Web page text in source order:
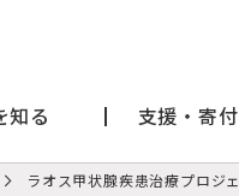
知る 支援・寄
ラオス甲状腺疾患治療プロジ